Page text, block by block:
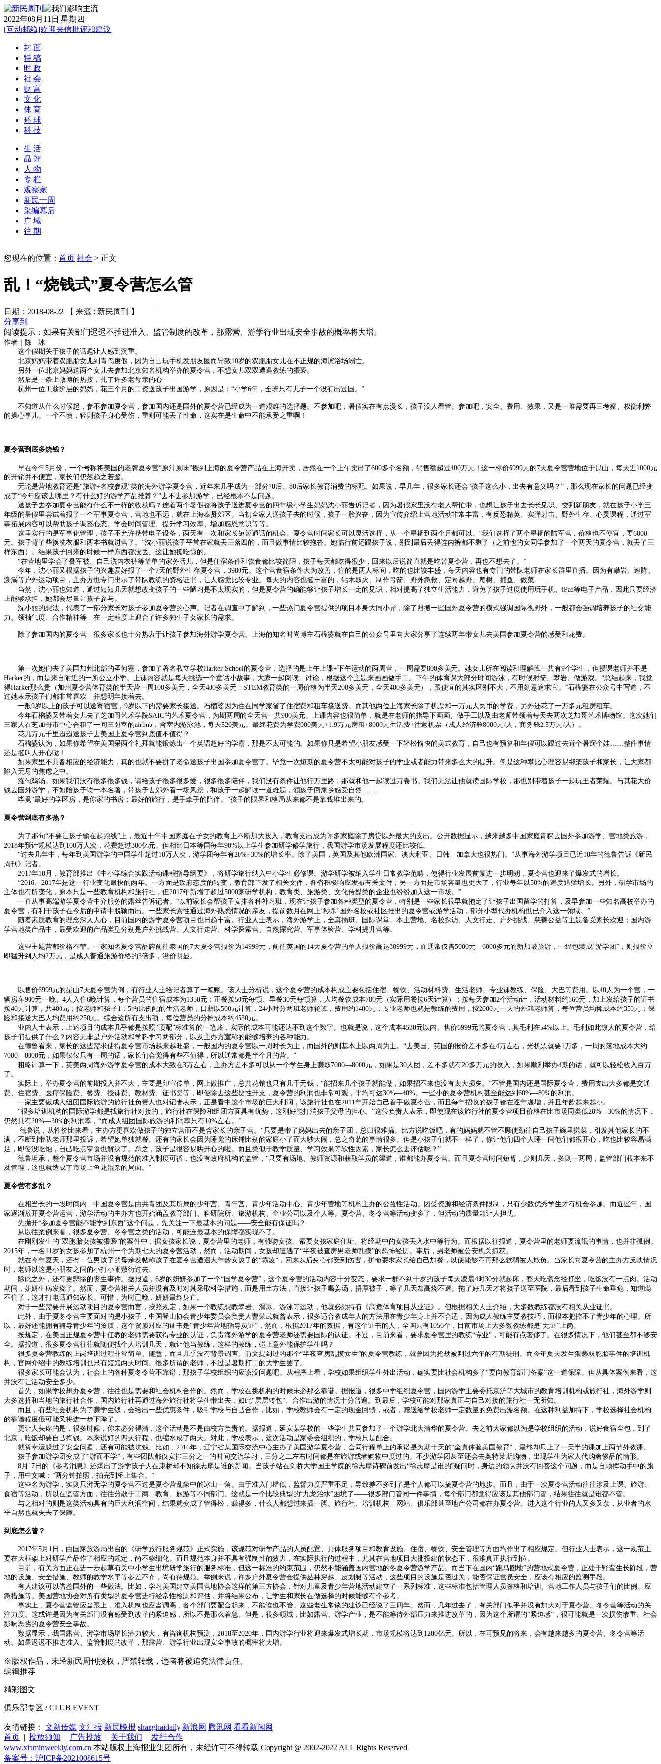
2022年08月11日 星期四
[互动邮箱]欢迎来信批评和建议
封 面
特 稿
时 政
社 会
财 富
文 化
体 育
环 球
科 技
生 活
品 评
人 物
专 栏
观察家
新民一周
采编幕后
广 域
往 期
您现在的位置： 首页 社会 > 正文
乱！“烧钱式”夏令营怎么管
日期：2018-08-22 【 来源 : 新民周刊 】
分享到
阅读提示：如果有关部门迟迟不推进准入、监管制度的改革，那露营、游学行业出现安全事故的概率将大增。
作者｜陈 冰
这个假期关于孩子的话题让人感到沉重。
北京妈妈带着双胞胎女儿到青岛度假，因为自己玩手机发朋友圈而导致10岁的双胞胎女儿在不正规的海滨浴场溺亡。
另外一位北京妈妈送两个女儿去参加北京知名机构举办的夏令营，不想女儿双双遭遇教练的猥亵。
然后是一条上微博的热搜，扎了许多老母亲的心——
杭州一位工薪阶层的妈妈，花三个月的工资送孩子出国游学，原因是：“小学6年，全班只有儿子一个没有出过国。”
不知道从什么时候起，参不参加夏令营，参加国内还是国外的夏令营已经成为一道艰难的选择题。不参加吧，暑假实在有点漫长，孩子没人看管。参加吧，安全、费用、效果，又是一堆需要再三考察、权衡利弊
的操心事儿。一个不慎，轻则孩子身心受伤，重则可能丢了性命，这实在是生命中不能承受之重啊！
夏令营到底多烧钱？
早在今年5月份，一个号称将美国的老牌夏令营“原汁原味”搬到上海的夏令营产品在上海开卖，居然在一个上午卖出了600多个名额，销售额超过400万元！这一标价6999元的7天夏令营营地位于昆山，每天近1000元
的开销并不便宜，家长们仍然趋之若鹜。
无论是营地教育还是“旅游+名校参观”类的海外游学夏令营，近年来几乎成为一部分70后、80后家长教育消费的标配。如果说，早几年，很多家长还会“孩子这么小，出去有意义吗？”，那么现在家长的问题已经变
成了“今年应该去哪里？有什么好的游学产品推荐？”去不去参加游学，已经根本不是问题。
送孩子去参加夏令营能有什么不一样的收获吗？连着两个暑假都将孩子送进夏令营的四年级小学生妈妈沈小丽告诉记者，因为暑假家里没有老人帮忙带，也想让孩子出去长长见识、交到新朋友，就在孩子小学三
年级的暑假里尝试着报了一个军事夏令营，营地也不远，就在上海奉贤郊区。当初全家人送孩子去的时候，孩子一脸兴奋，因为宣传介绍上营地活动非常丰富，有反恐精英、实弹射击、野外生存、心灵课程，通过军
事拓展内容可以帮助孩子调整心态、学会时间管理、提升学习效率、增加感恩意识等等。
这里实行的是军事化管理，孩子不允许携带电子设备，两天有一次和家长短暂通话的机会。夏令营时间家长可以灵活选择，从一个星期到两个月都可以。“我们选择了两个星期的陆军营，价格也不便宜，要6000
元。孩子背了些换洗衣服和两本书就进营了。”沈小丽说孩子平常在家就丢三落四的，而且做事情比较拖沓。她临行前还跟孩子说，别到最后丢得连内裤都不剩了（之前他的女同学参加了一个两天的夏令营，就丢了三
样东西）。结果孩子回来的时候一样东西都没丢。这让她挺吃惊的。
“在营地里学会了叠军被、自己洗内衣裤等简单的家务活儿，但是住宿条件和饮食都比较简陋，孩子每天都吃得很少，回来以后说简直就是吃苦夏令营，再也不想去了。”
今年，沈小丽又根据孩子的兴趣爱好报了一个7天的野外生存夏令营，3980元。这个营食宿条件大为改善，住的是两人标间，吃的也比较丰盛，每天内容也有专门的带队老师在家长群里直播。因为有攀岩、速降、
溯溪等户外运动项目，主办方也专门出示了带队教练的资格证书，让人感觉比较专业。每天的内容也挺丰富的，钻木取火、制作弓箭、野外急救、定向越野、爬树、捕鱼、做菜……
当然，沈小丽也知道，通过短短几天就想改变孩子的一些陋习是不太现实的，但是夏令营的确能够让孩子增长一定的见识，相对提高了独立生活能力，避免了孩子过度使用玩手机、iPad等电子产品，因此只要经济
上能够承担，她都会尽量让孩子参与。
沈小丽的想法，代表了一部分家长对孩子参加夏令营的心声。记者在调查中了解到，一些热门夏令营提供的项目本身大同小异，除了照搬一些国外夏令营的模式强调国际视野外，一般都会强调培养孩子的社交能
力、领袖气度、合作精神等，在一定程度上迎合了许多独生子女家长的需求。
除了参加国内的夏令营，很多家长也十分热衷于让孩子参加海外游学夏令营。上海的知名时尚博主石榴婆就在自己的公众号里向大家分享了连续两年带女儿去美国参加夏令营的感受和花费。
第一次她们去了美国加州北部的圣何塞，参加了著名私立学校Harker School的夏令营，选择的是上午上课+下午运动的两周营，一周需要800多美元。她女儿所在阅读和理解班一共有9个学生，但授课老师并不是
Harker的，而是来自附近的一所公立小学。上课内容就是每天挑选一个童话小故事，大家一起阅读、讨论，根据这个主题来画画做手工。下午的体育课大部分时间游泳，有时候射箭、攀岩、做游戏。“总结起来，我觉
得Harker那么贵（加州夏令营体育类的半天营一周100多美元，全天400多美元；STEM教育类的一周价格为半天200多美元，全天400多美元），跟便宜的其实区别不大，不用刻意追求它。”石榴婆在公众号中写道，不
过她表示孩子们都非常喜欢，并想明年接着去。
一般9岁以上的孩子可以送寄宿营，9岁以下的需要家长接送。石榴婆因为住在同学家省了住宿费和租车接送费。而其他两位上海家长除了机票和一万元人民币的学费，另外还花了一万多元租房租车。
今年石榴婆又带着女儿去了芝加哥艺术学院SAIC的艺术夏令营，为期两周的全天营一共900美元。上课内容也很简单，就是在老师的指导下画画、做手工以及由老师带领着每天去两次芝加哥艺术博物馆。这次她们
三家人在芝加哥市中心合租了一间三卧室的airbnb，含室内游泳池，每天520美元。最终花费为学费900美元+1.9万元房租+8000元生活费+往返机票（成人经济舱8000元/人，商务舱2.5万元/人）。
花几万元千里迢迢送孩子去美国上夏令营到底值不值得？
石榴婆认为，如果你希望在美国呆两个礼拜就能锻炼出一个英语超好的学霸，那是不太可能的。如果你只是希望小朋友感受一下轻松愉快的美式教育，自己也有预算和年假可以跟过去避个暑遛个娃……整件事情
还是挺叫人开心哒！
如果家里不具备相应的经济能力，真的也就不要拼了老命送孩子出国参加夏令营了。毕竟一次短期的夏令营不太可能对孩子的学业或者能力带来多么大的提升。倒是这种攀比心理容易绑架孩子和家长，让大家都
陷入无尽的焦虑之中。
灌句鸡汤。如果我们没有很多很多钱，请给孩子很多很多爱，很多很多陪伴，我们没有条件让他行万里路，那就和他一起读过万卷书。我们无法让他就读国际学校，那也别带着孩子一起玩王者荣耀。与其花大价
钱去国外游学，不如陪孩子读一本名著，带孩子去郊外看一场风景，和孩子一起解读一道难题，领孩子回家乡感受自然……
毕竟“最好的学区房，是你家的书房；最好的旅行，是手牵手的陪伴。”孩子的眼界和格局从来都不是靠钱堆出来的。
夏令营到底有多热？
为了那句“不要让孩子输在起跑线”上，最近十年中国家庭在子女的教育上不断加大投入，教育支出成为许多家庭除了房贷以外最大的支出。公开数据显示，越来越多中国家庭青睐去国外参加游学、营地类旅游，
2018年预计规模达到100万人次，花费超过300亿元。但相比日本等国每年90%以上学生参加研学修学旅行，我国游学市场发展程度还比较低。
“过去几年中，每年到美国游学的中国学生超过10万人次，游学团每年有20%~30%的增长率。除了美国，英国及其他欧洲国家、澳大利亚、日韩、加拿大也很热门。”从事海外游学项目已近10年的德鲁告诉《新民
周刊》记者。
2017年10月，教育部推出《中小学综合实践活动课程指导纲要》，将研学旅行纳入中小学生必修课。游学研学被纳入学生日常教学范畴，使得行业发展前景进一步明朗，夏令营也迎来了爆发式的增长。
“2016、2017年是这一行业变化最快的两年。一方面是政府态度的转变，教育部下发了相关文件，各省积极响应发布有关文件；另一方面是市场容量也更大了，行业每年以50%的速度迅猛增长。另外，研学市场的
主体也有所变化，原本只是一些教育机构和旅行社，但2017年新增了超过5000家研学机构，教育类、旅游类、文化传媒类的企业也纷纷加入这一市场。”
一直从事高端游学夏令营中介服务的露丝告诉记者。“以前家长会帮孩子安排各种补习班，现在让孩子参加各种类型的夏令营，特别是一些家长很早就抱定了让孩子出国留学的打算，及早参加一些知名高校举办的
夏令营，有利于孩子在今后的申请中脱颖而出。一些家长索性通过海外熟悉情况的亲友，提前数月在网上‘秒杀’国外名校或社区推出的夏令营或游学活动，部分小型代办机构也已介入这一领域。”
随着素质教育的理念深入人心，目前国内的游学夏令营项目也日趋丰富。行业人士表示，海外游学上，全真插班、国际课堂、本土营地、名校探访、人文行走、户外挑战、慈善公益等主题备受家长欢迎；国内游
学营地类产品中，最受欢迎的产品类型分别是户外挑战营、人文行走营、科学探索营、自然探究营、军事体验营、学科提升营等。
这些主题营都价格不菲。一家知名夏令营品牌前往泰国的7天夏令营报价为14999元，前往英国的14天夏令营的单人报价高达38999元，而通常仅需5000元—6000多元的新加坡旅游，一经包装成“游学团”，则报价立
即猛升到人均2万元，是成人普通旅游价格的3倍多，溢价明显。
以售价6999元的昆山7天夏令营为例，有行业人士给记者算了一笔账。该人士分析说，这个夏令营的成本构成主要包括住宿、餐饮、活动材料费、生活老师、专业课教练、保险、大巴等费用。以40人为一个营，一
辆房车900元一晚、4人入住6晚计算，每个营员的住宿成本为1350元；正餐按50元每顿、早餐30元每顿算，人均餐饮成本780元（实际用餐按6天计算）；按每天参加2个活动计，活动材料约360元，加上发给孩子的证书
按40元计算，共400元；按老师和孩子1：5的比例配的生活老师，日薪以500元计算，24小时分两班老师轮班，费用约1400元；专业老师也就是教练的费用，按2000元一天的外籍老师算，每位营员均摊成本约350元；保
险和接送大巴人均费用约250元。综合这所有支出项，每位营员的分摊成本约4530元。
业内人士表示，上述项目的成本几乎都是按照“顶配”标准算的一笔账，实际的成本可能还达不到这个数字。也就是说，这个成本4530元以内、售价6999元的夏令营，其毛利在54%以上。毛利如此惊人的夏令营，给
孩子们提供了什么？内容无非是户外活动和学科学习两部分，以及主办方宣称的能够培养的各种能力。
在德鲁看来，家长的这些需求使得夏令营市场越来越旺盛，一般国内的夏令营以一周时长为主，而国外的则基本上以两周为主。“去美国、英国的报价差不多在4万左右，光机票就要1万多，一周的落地成本大约
7000—8000元，如果仅仅只有一周的话，家长们会觉得有些不值得，所以通常都是半个月的营。”
粗略计算一下，英美两周海外游学夏令营的成本大致在3万左右，主办方差不多可以从一个学生身上赚取7000—8000元，如果是30人团，差不多就有20多万元的收入，如果顺利举办4期的话，就可以轻松收入百万
了。
实际上，举办夏令营的前期投入并不大，主要是印宣传单，网上做推广，总共花销也只有几千元钱，“能招来几个孩子就能做，如果招不来也没有太大损失。”不管是国内还是国际夏令营，费用支出大多都是交通
费、住宿费、医疗保险费、餐费、授课费、教材费、证书费等，即使除去这些硬性开支，夏令营的利润也非常可观，平均可达30%—40%。一些小的夏令营机构甚至能达到60%—80%的利润。
一家主要做成人组团国际旅游的旅行社负责人也对记者表示，正是看中这个市场的巨大利润，该旅行社也在2011年开始自己着手做夏令营，而且每年招收的孩子都在逐年递增，并且年龄越来越小。
“很多培训机构的国际游学都是找旅行社对接的，旅行社在保险和组团方面具有优势，这刚好能打消孩子父母的担心。”这位负责人表示，即使现在该旅行社的夏令营项目价格在比市场同类低20%—30%的情况下，
仍然具有20%—30%的利润率，“而成人组团国际旅游的利润率只有10%左右。”
德鲁说，从性价比来看，主办方更喜欢做孩子的独立营而不是含家长的亲子营。“只要是带了妈妈出去的亲子团，总归很难搞。比方说吃饭吧，有的妈妈就不管不顾使劲往自己孩子碗里搛菜，引发其他家长的不
满，不断到带队老师那里投诉，希望她单独就餐。还有的家长会因为睡觉的床铺比别的家庭小了而大吵大闹，总之奇葩的事情很多。但是小孩子们就不一样了，你让他们四个人睡一间他们都很开心，吃也比较容易满
足，即使没吃饱，自己吃点零食也解决了。总之，孩子是很容易哄开心的啦。而且类似于教学质量、学习效果等软性因素，家长怎么去评估呢？”
德鲁坦承，整个夏令营市场并没有规范的准入制度可循，也没有政府机构的监管，“只要有场地、教师资源和获取学员的渠道，谁都能办夏令营。而且夏令营时间短暂，少则几天，多则一两周，监管部门根本来不
及管理，这也就造成了市场上鱼龙混杂的局面。”
夏令营有多乱？
在相当长的一段时间内，中国夏令营是由共青团及其所属的少年宫、青年宫、青少年活动中心、青少年营地等机构主办的公益性活动。因受资源和经济条件限制，只有少数优秀学生才有机会参加。而近些年，国
家逐渐放开夏令营运营，游学活动的主办方也开始涵盖教育部门、科研院所、旅游机构、企业公司以及个人等。夏令营、冬令营等活动变多了，但活动的质量却让人担忧。
先抛开“参加夏令营能不能学到东西”这个问题，先关注一下最基本的问题——安全能有保证吗？
从以往案例来看，很多夏令营、冬令营之类的活动，可能连最基本的保障都实现不了。
在刚刚发生的“双胞胎女孩被猥亵”的案件中，据女孩家长说，夏令营里的老师，有强吻女孩、索要女孩家庭住址、将经期中的女孩丢入水中等行为。而根据以往报道，夏令营里的老师耍流氓的事情，也并非孤例。
2015年，一名11岁的女孩参加了杭州一个为期七天的夏令营活动，然而，活动期间，女孩却遭遇了“半夜被查房男老师乱摸”的恐怖经历。事后，男老师被公安机关抓获。
就在今年夏天，还有一位男孩子的母亲发帖称孩子在夏令营遭遇大年龄女孩子的“霸凌”，回来以后身心都受到伤害，拼命要求家长给自己加餐，以便能够不再那么软弱被人欺负。当家长向夏令营的主办方反映情况
时，老师以这是小朋友之间的小打小闹敷衍过去。
除此之外，还有更悲惨的丧生事件。据报道，6岁的妍妍参加了一个“国学夏令营”，这个夏令营的活动内容十分变态，要求一群不到十岁的孩子每天凌晨4时30分就起床，整天吃斋念经打坐，吃饭没有一点肉。活动
期间，妍妍生病发烧了。然而，夏令营相关人员并没有及时对其采取科学措施，而是用土方法，直接让孩子喝姜汤，捂厚被子，等了几天却高烧不退。拖了好几天才将孩子送至医院，最后看到孩子生命垂危，知道瞒
不住了，这才打电话通知家长。可惜，为时已晚，妍妍最终身亡。
对于一些需要开展运动项目的夏令营而言，按照规定，如果一个教练想教攀岩、滑冰、游泳等运动，他就必须持有《高危体育项目从业证》。但根据相关人士介绍，大多数教练都没有相关从业证书。
此外，由于夏冬令营主要面对的是小孩子，中国登山协会青少年委员会负责人曹荣武就曾表示，很多适合教成年人的方法用在青少年身上并不合适，因为成人教练主要教技巧，而根本把控不了青少年的心理。所
以，最好还能拥有辅导青少年的资质，这个资质对应的证书是“青少年营地指导员证”，然而，根据2017年的数据，有这个证书的人，全国只有1056个，目前市场上大多数教练都是“无证”上岗。
按规定，在美国正规夏令营中任教的老师需要获得专业的认证，负责海外游学的夏令营老师还需要国际的认证。不过，目前来看，要求夏令营里的教练“专业”，可能有点奢侈了。在很多情况下，他们甚至都不够安
全。据报道，很多夏令营往往就随便找个人培训几天，就让他当教练，这样的教练，碰上意外能保护学生吗？
很多夏令营教练的上岗培训过程非常简单、随意，而且几乎没有背景调查。前文提到过的那个“半夜查房乱摸女生”的夏令营教练，就曾因为抢劫被判过六年的有期徒刑。而今年夏天发生猥亵双胞胎事件的培训机
构，官网介绍中的教练培训也只有短短两天时间。很多所谓的老师，不过是暑期打工的大学生罢了。
很多家长可能会认为，社会上的各种夏冬令营不靠谱，那孩子学校组织的应该没问题吧。从程序上看，学校如果组织学生外出活动，确实要比社会机构多了“要向教育部门备案”这一道保障。但从具体案例来看，这
并没有让活动安全多少。
首先，如果学校想办夏令营，往往也是需要和社会机构合作的。然而，学校在挑机构的时候未必那么靠谱。据报道，很多中学组织夏令营，国内游学主要委托京沪等大城市的教育培训机构或旅行社，海外游学则
大多选择和当地的旅行社合作，国内旅行社再通过海外旅行社将学生带出去，如此“层层转包”、合作出游的情况十分普遍。到最后，学校可能对那家真正与自己对接的旅行社一无所知。
而且，有些社会机构为了赚学生钱，会给出一些优惠条件，吸引学校与自己合作，比如，学校教师会有一定的现金回馈，或者，赠送给学校老师一定数量的免费出游名额。在这种利益加持下，学校选择社会机构
的靠谱程度很可能又将进一步下降了。
更让人头疼的是，很多时候，你未必分得清，这个活动是不是由校方负责的。据报道，延安某学校的一些学生共同参加了一个游学北大清华的夏令营。去之前大家都以为是学校组织的活动，说好食宿全包，到了
北京，吃饭却要自己掏钱。本来说好的四天行程，也缩水成了两天。对此，学校表示，这次活动是家委会组织的，学校只是配合。
就算幸运躲过了安全问题，还有可能被坑钱。比如，2016年，辽宁省某国际交流中心主办了美国游学夏令营，合同行程单上的承诺是为期十天的“全真体验美国教育”，最终却只上了一天半的课加上两节外教课。
孩子参加游学团变成了“游而不学”，有些团队都仅安排三分之一的时间交流学习，三分之二左右时间都是在旅游或者购物中度过的。不少游学团甚至还会去奥特莱斯购物，出现学生为家人代购奢侈品的情形。
8月17日的《参考消息》还爆出了游学孩子人在康桥却不知徐志摩是谁的新闻。当孩子站在剑桥大学国王学院的徐志摩诗碑前发出“徐志摩是谁的”疑问时，身边的领队并没有回答这个问题，而是自顾挥动手中的旗
子，用中文喊：“两分钟拍照，拍完到桥上集合。”
这些名为游学，实则只游无学的夏令营不过是夏令营乱象中的冰山一角。由于准入门槛低，监督力度严重不足，导致差不多到了是个人都可以搞夏令营的地步。而且，由于一次夏令营活动往往涉及上课、旅游、
食宿等活动，所以在监管方面，往往分散于工商、教育、旅游等不同部门。这就是一个比较典型的“九龙治水”困境了——很多部门管同一件事情，每个部门都觉得应该是其他部门管，结果往往就是谁都不管。
与之相对的则是这类活动具有的巨大利润空间，结果就变成了管得松，赚得多，什么人都想过来插一脚。旅行社、培训机构、网站、俱乐部甚至地产公司都在办夏令营。进入这个行业的人又多又杂，从业者的水
平自然也就失去了保障。
到底怎么管？
2017年5月1日，由国家旅游局出台的《研学旅行服务规范》正式实施，该规范对研学产品的人员配置、具体服务项目和教育设施、住宿、餐饮、安全管理等方面均作出了相应规定。但行业人士表示，这一规范主
要在大框架上对研学产品作了相应的规定，尚不够细化。而且规范本身并不具有强制性的效力，在实际执行的过程中，尤其在营地项目大批投建的状态下，很难真正执行到位。
目前，有关方面正在进一步起草有关中小学生出境研学旅行的服务标准，但这一标准的约束范围，仍然不能涵盖国内营地的冬夏令营游学产品。而当下在国内“跑马圈地”的营地式夏令营，正处于野蛮生长阶段，营
地的设施、安全措施、教师的教学水平等参差不齐，尚有待规范。举例来说，许多户外夏令营会提供丛林穿越、皮划艇等活动，这些项目的设施是否过关，能否保证营员安全，应该有相应的监测手段。
有人建议可以借鉴国外的一些做法。比如，学习美国建立美国营地协会这样的第三方协会，针对儿童及青少年营地活动建立了一系列标准，这些标准包括管理人员资格和培训、营地工作人员与孩子们的比例、应
急措施等。美国营地协会对所有类型的夏令营进行经常性检测和评估，并将结果公布，让学生和家长在做选择的时候能够有个参考。
事实上，夏令营监管应当跟上，准入机制也应当调高，各个部门要配合起来，不能谁也不管。这些老生常谈的建议已经说了三四年。然而，几年过去了，有关部门似乎并没有加大对于夏令营、冬令营等活动的关
注力度。这或许是因为有关部门没有感受到改革的紧迫感，所以不是那么着急。但是，很多领域，比如露营、游学产业，是不能等待外部压力来推进改革的，因为这个所谓的“紧迫感”，很可能就是一次损伤惨重、社会
影响恶劣的夏令营安全事故。
数据显示，我国露营、游学市场增长潜力较大，有咨询机构预测，2018至2020年，国内游学行业将迎来爆发式增长期，市场规模将达到1200亿元。所以，在可预见的将来，会有越来越多的夏令营、冬令营等活
动。如果迟迟不推进准入、监管制度的改革，那露营、游学行业出现安全事故的概率将大增。
※版权作品，未经新民周刊授权，严禁转载，违者将被追究法律责任。
编辑推荐
精彩图文
俱乐部专区 / CLUB EVENT
友情链接： 文新传媒 文汇报 新民晚报 shanghaidaily 新浪网 腾讯网 看看新闻网
首页 | 投放须知 | 广告投放 | 关于我们 | 发行合作
www.xinminweekly.com.cn 本站版权上海报业集团所有，未经许可不得转载 Copyright @ 2002-2022 ALL Rights Reserved
备案号：沪ICP备2021008615号